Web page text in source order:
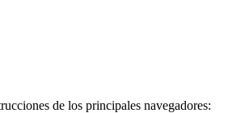
de los principales navegadores: